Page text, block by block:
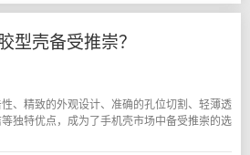
型壳备受推崇？
、精致的外观设计、准确的孔位切割、轻薄透
独特优点，成为了手机壳市场中备受推崇的选